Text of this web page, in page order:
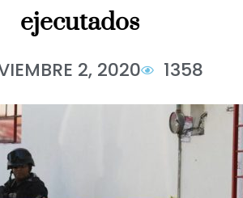
ejecutados
2, 2020 1358